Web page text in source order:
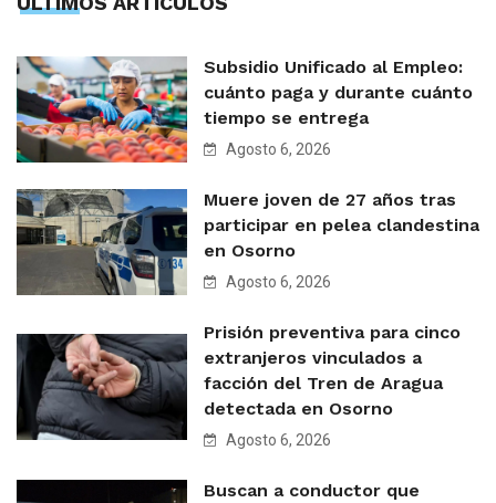
Subsidio Unificado al Empleo:
cuánto paga y durante cuánto
tiempo se entrega
Agosto 6, 2026
Muere joven de 27 años tras
participar en pelea clandestina
en Osorno
Agosto 6, 2026
Prisión preventiva para cinco
extranjeros vinculados a
facción del Tren de Aragua
detectada en Osorno
Agosto 6, 2026
Buscan a conductor que